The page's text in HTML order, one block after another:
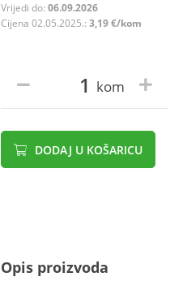
Vrijedi do: 06.09.2026
Cijena 02.05.2025.: 3,19 €/kom
kom
DODAJ U KOŠARICU
Opis proizvoda